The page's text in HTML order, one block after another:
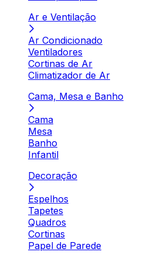
Ar e Ventilação
Ar Condicionado
Ventiladores
Cortinas de Ar
Climatizador de Ar
Cama, Mesa e Banho
Cama
Mesa
Banho
Infantil
Decoração
Espelhos
Tapetes
Quadros
Cortinas
Papel de Parede